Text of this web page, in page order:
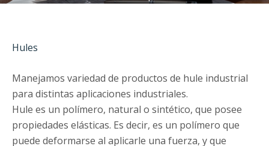
Hules
Manejamos variedad de productos de hule industrial
para distintas aplicaciones industriales.
Hule es un polímero, natural o sintético, que posee
propiedades elásticas. Es decir, es un polímero que
puede deformarse al aplicarle una fuerza, y que